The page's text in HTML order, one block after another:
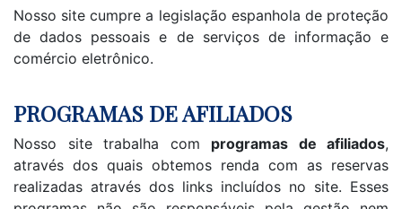
Nosso site cumpre a legislação espanhola de proteção
de dados pessoais e de serviços de informação e
comércio eletrônico.
PROGRAMAS DE AFILIADOS
Nosso site trabalha com programas de afiliados,
através dos quais obtemos renda com as reservas
realizadas através dos links incluídos no site. Esses